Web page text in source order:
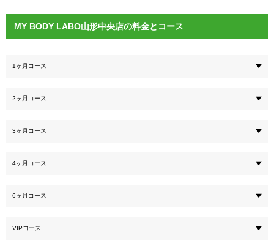
MY BODY LABO山形中央店の料金とコース
1ヶ月コース
2ヶ月コース
3ヶ月コース
4ヶ月コース
6ヶ月コース
VIPコース